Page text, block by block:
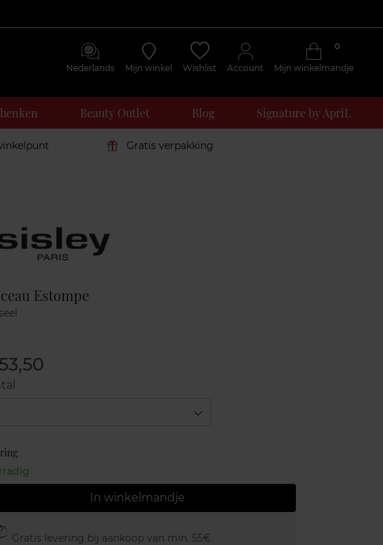
Nederlands Mijn winkel Wishlist Account Mijn winkelmandje
0
Beauty Outlet Blog Signature by ApriL
Gratis verpakking
Estompe
In winkelmandje
Gratis levering bij aankoop van min. 55€